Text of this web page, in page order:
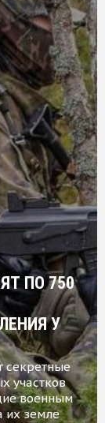
ПО 750
У
секретные
участков
военным
их земле